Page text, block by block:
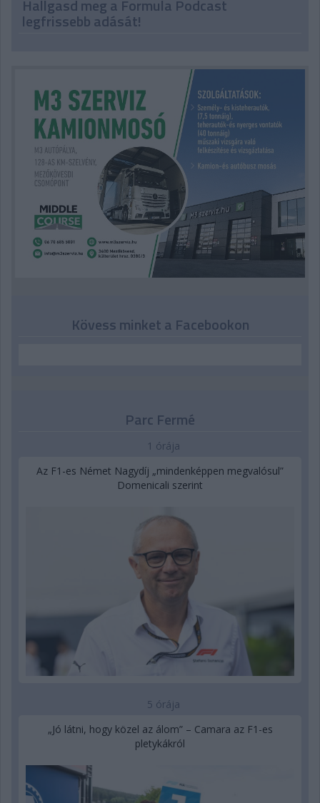
Hallgasd meg a Formula Podcast
legfrissebb adását!
Kövess minket a Facebookon
Parc Fermé
1 órája
Az F1-es Német Nagydíj „mindenképpen megvalósul”
Domenicali szerint
5 órája
„Jó látni, hogy közel az álom” – Camara az F1-es
pletykákról